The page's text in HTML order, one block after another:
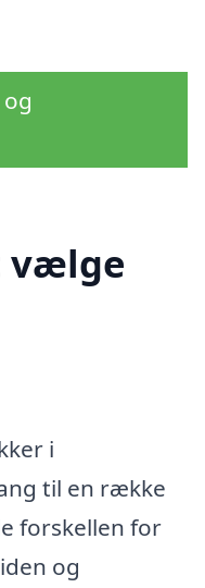
vælge
i
til en række
forskellen for
og